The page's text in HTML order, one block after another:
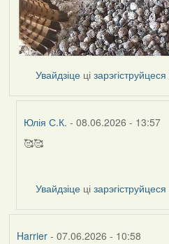
Увайдзіце цізарэгіструйцеся
Юлія С.К. - 08.06.2026 - 13:57
In
🥰🥰
Увайдзіце цізарэгіструйцеся
Harrier- 07.06.2026 - 10:58